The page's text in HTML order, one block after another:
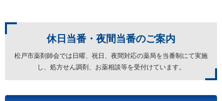
休日当番・夜間当番のご案内
松戸市薬剤師会では日曜、祝日、夜間対応の薬局を当番制にて実施
し、処方せん調剤、お薬相談等を受付けています。